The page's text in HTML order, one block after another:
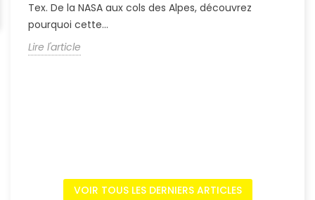
Tex. De la NASA aux cols des Alpes, découvrez
pourquoi cette...
Lire l'article
VOIR TOUS LES DERNIERS ARTICLES